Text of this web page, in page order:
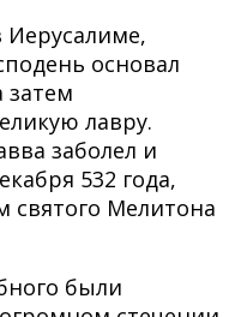
основал
лавру.
заболел и
532 года,
святого Мелитона
были